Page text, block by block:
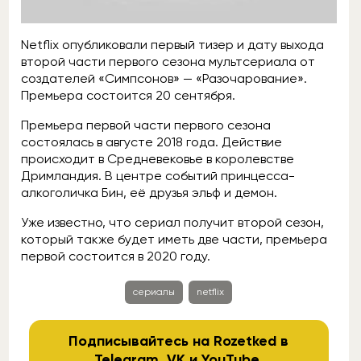
Netflix опубликовали первый тизер и дату выхода
второй части первого сезона мультсериала от
создателей «Симпсонов» — «Разочарование».
Премьера состоится 20 сентября.
Премьера первой части первого сезона
состоялась в августе 2018 года. Действие
происходит в Средневековье в королевстве
Дримландия. В центре событий принцесса-
алкоголичка Бин, её друзья эльф и демон.
Уже известно, что сериал получит второй сезон,
который также будет иметь две части, премьера
первой состоится в 2020 году.
сериалы netflix
Подписывайтесь на Rozetked в